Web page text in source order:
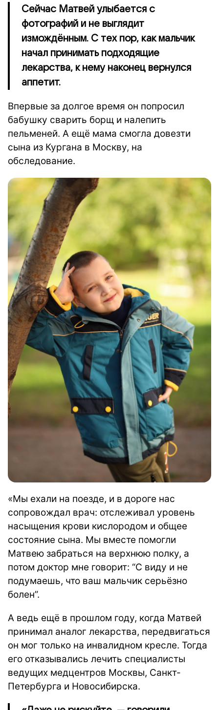
Сейчас Матвей улыбается с
фотографий и не выглядит
измождённым. С тех пор, как мальчик
начал принимать подходящие
лекарства, к нему наконец вернулся
аппетит.
Впервые за долгое время он попросил
бабушку сварить борщ и налепить
пельменей. А ещё мама смогла довезти
сына из Кургана в Москву, на
обследование.
«Мы ехали на поезде, и в дороге нас
сопровождал врач: отслеживал уровень
насыщения крови кислородом и общее
состояние сына. Мы вместе помогли
Матвею забраться на верхнюю полку, а
потом доктор мне говорит: “С виду и не
подумаешь, что ваш мальчик серьёзно
болен”.
А ведь ещё в прошлом году, когда Матвей
принимал аналог лекарства, передвигаться
он мог только на инвалидном кресле. Тогда
его отказывались лечить специалисты
ведущих медцентров Москвы, Санкт-
Петербурга и Новосибирска.